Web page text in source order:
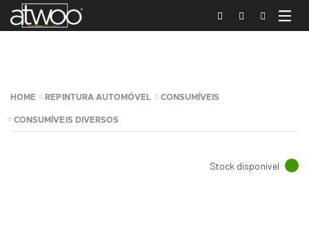
HOME REPINTURA AUTOMÓVEL CONSUMÍVEIS
CONSUMÍVEIS DIVERSOS
Stock disponível